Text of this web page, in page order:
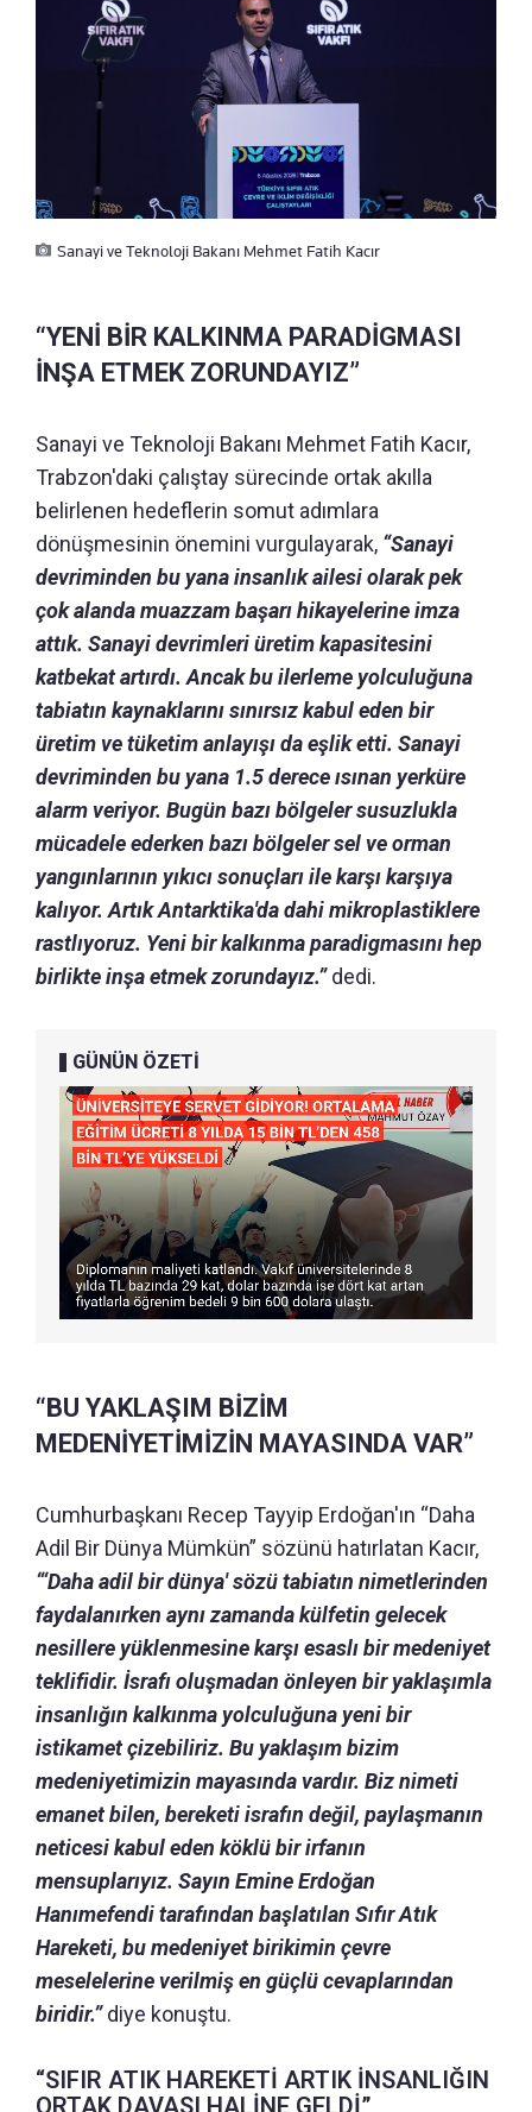
Sanayi ve Teknoloji Bakanı Mehmet Fatih Kacır
“YENİ BİR KALKINMA PARADİGMASI
İNŞA ETMEK ZORUNDAYIZ”
Sanayi ve Teknoloji Bakanı Mehmet Fatih Kacır,
Trabzon'daki çalıştay sürecinde ortak akılla
belirlenen hedeflerin somut adımlara
dönüşmesinin önemini vurgulayarak, “Sanayi
devriminden bu yana insanlık ailesi olarak pek
çok alanda muazzam başarı hikayelerine imza
attık. Sanayi devrimleri üretim kapasitesini
katbekat artırdı. Ancak bu ilerleme yolculuğuna
tabiatın kaynaklarını sınırsız kabul eden bir
üretim ve tüketim anlayışı da eşlik etti. Sanayi
devriminden bu yana 1.5 derece ısınan yerküre
alarm veriyor. Bugün bazı bölgeler susuzlukla
mücadele ederken bazı bölgeler sel ve orman
yangınlarının yıkıcı sonuçları ile karşı karşıya
kalıyor. Artık Antarktika'da dahi mikroplastiklere
rastlıyoruz. Yeni bir kalkınma paradigmasını hep
birlikte inşa etmek zorundayız.”dedi.
GÜNÜN ÖZETİ
“BU YAKLAŞIM BİZİM
MEDENİYETİMİZİN MAYASINDA VAR”
Cumhurbaşkanı Recep Tayyip Erdoğan'ın “Daha
Adil Bir Dünya Mümkün” sözünü hatırlatan Kacır,
“‘Daha adil bir dünya' sözü tabiatın nimetlerinden
faydalanırken aynı zamanda külfetin gelecek
nesillere yüklenmesine karşı esaslı bir medeniyet
teklifidir. İsrafı oluşmadan önleyen bir yaklaşımla
insanlığın kalkınma yolculuğuna yeni bir
istikamet çizebiliriz. Bu yaklaşım bizim
medeniyetimizin mayasında vardır. Biz nimeti
emanet bilen, bereketi israfın değil, paylaşmanın
neticesi kabul eden köklü bir irfanın
mensuplarıyız. Sayın Emine Erdoğan
Hanımefendi tarafından başlatılan Sıfır Atık
Hareketi, bu medeniyet birikimin çevre
meselelerine verilmiş en güçlü cevaplarından
biridir.”diye konuştu.
“SIFIR ATIK HAREKETİ ARTIK İNSANLIĞIN
ORTAK DAVASI HALİNE GELDİ”